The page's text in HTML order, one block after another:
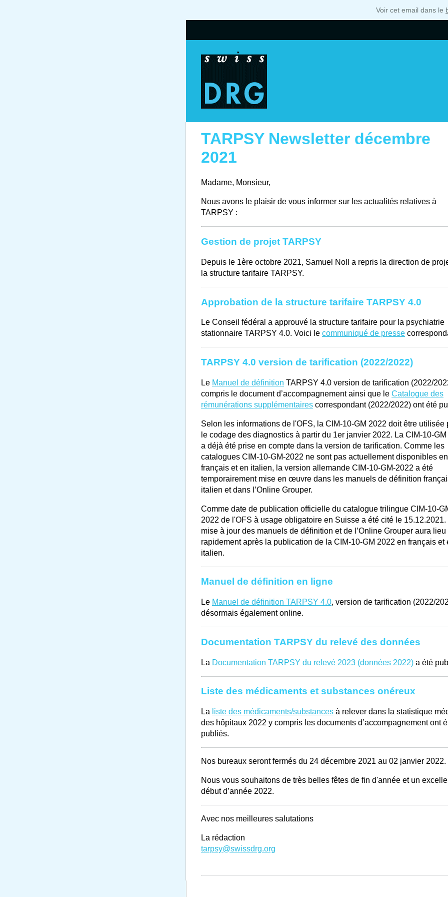
Voir cet email dans le
TARPSY Newsletter décembre
2021
Madame, Monsieur,
Nous avons le plaisir de vous informer sur les actualités relatives à
TARPSY :
Gestion de projet TARPSY
Depuis le 1ère octobre 2021, Samuel Noll a repris la direction de
la structure tarifaire TARPSY.
Approbation de la structure tarifaire TARPSY 4.0
Le Conseil fédéral a approuvé la structure tarifaire pour la psychiatrie
stationnaire TARPSY 4.0. Voici le communiqué de presse
TARPSY 4.0 version de tarification (2022/2022)
Le Manuel de définition TARPSY 4.0 version de tarification (2022/
compris le document d’accompagnement ainsi que le Catalogue des
rémunérations supplémentaires correspondant (2022/2022) ont été
Selon les informations de l'OFS, la CIM-10-GM 2022 doit être utilisée
le codage des diagnostics à partir du 1er janvier 2022. La CIM-10-GM
a déjà été prise en compte dans la version de tarification. Comme les
catalogues CIM-10-GM-2022 ne sont pas actuellement disponibles en
français et en italien, la version allemande CIM-10-GM-2022 a été
temporairement mise en œuvre dans les manuels de définition
italien et dans l’Online Grouper.
Comme date de publication officielle du catalogue trilingue CIM-10-
2022 de l'OFS à usage obligatoire en Suisse a été cité le 15.12.2021.
mise à jour des manuels de définition et de l’Online Grouper aura lieu
rapidement après la publication de la CIM-10-GM 2022 en français et
italien.
Manuel de définition en ligne
Le Manuel de définition TARPSY 4.0, version de tarification (2022/
désormais également online.
Documentation TARPSY du relevé des données
La Documentation TARPSY du relevé 2023 (données 2022) a été
Liste des médicaments et substances onéreux
La liste des médicaments/substances à relever dans la statistique
des hôpitaux 2022 y compris les documents d’accompagnement ont
publiés.
Nos bureaux seront fermés du 24 décembre 2021 au 02 janvier 2022.
Nous vous souhaitons de très belles fêtes de fin d'année et un
début d’année 2022.
Avec nos meilleures salutations
La rédaction
tarpsy@swissdrg.org